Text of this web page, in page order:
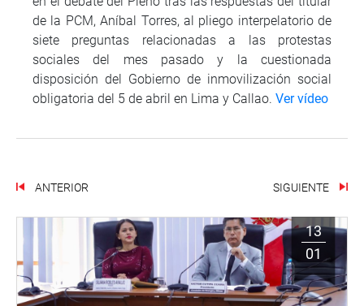
de la PCM, Aníbal Torres, al pliego interpelatorio de
siete preguntas relacionadas a las protestas
sociales del mes pasado y la cuestionada
disposición del Gobierno de inmovilización social
obligatoria del 5 de abril en Lima y Callao. Ver vídeo
ANTERIOR SIGUIENTE
13
01